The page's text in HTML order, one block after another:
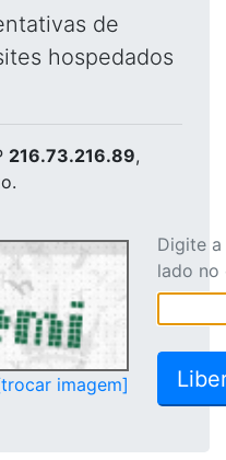
de
hospedados
216.73.216.89,
imagem]
Digite
lado no